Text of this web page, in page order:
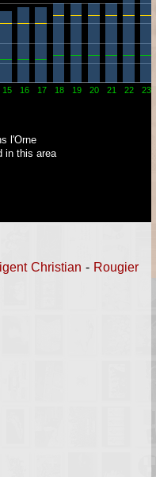
15 16 17 18 19 20 21 22 23
l'Orne
in this area
Christian - Rougier